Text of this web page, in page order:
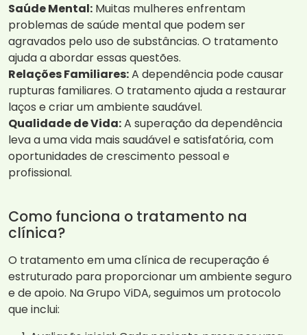
Saúde Mental: Muitas mulheres enfrentam
problemas de saúde mental que podem ser
agravados pelo uso de substâncias. O tratamento
ajuda a abordar essas questões.
Relações Familiares:A dependência pode causar
rupturas familiares. O tratamento ajuda a restaurar
laços e criar um ambiente saudável.
Qualidade de Vida:A superação da dependência
leva a uma vida mais saudável e satisfatória, com
oportunidades de crescimento pessoal e
profissional.
Como funciona o tratamento na
clínica?
O tratamento em uma clínica de recuperação é
estruturado para proporcionar um ambiente seguro
e de apoio. Na Grupo ViDA, seguimos um protocolo
que inclui: